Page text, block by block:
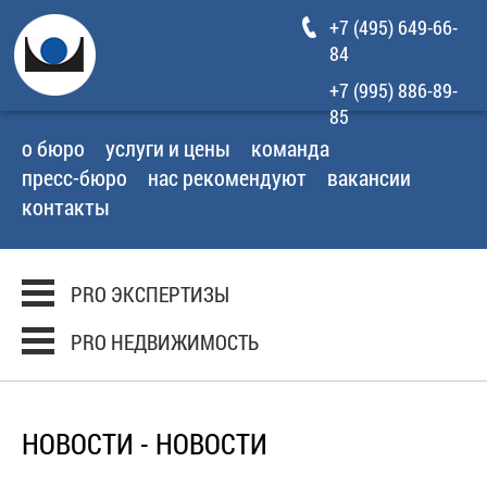
+7 (495) 649-66-
84
+7 (995) 886-89-
85
о бюро услуги и цены
команда
пресс-бюро
нас рекомендуют
вакансии
контакты
PRO ЭКСПЕРТИЗЫ
PRO НЕДВИЖИМОСТЬ
НОВОСТИ - НОВОСТИ